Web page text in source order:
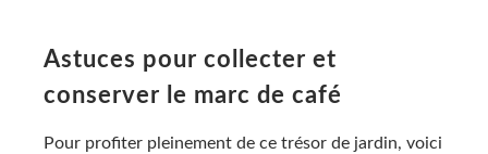
Astuces pour collecter et
conserver le marc de café
Pour profiter pleinement de ce trésor de jardin, voici